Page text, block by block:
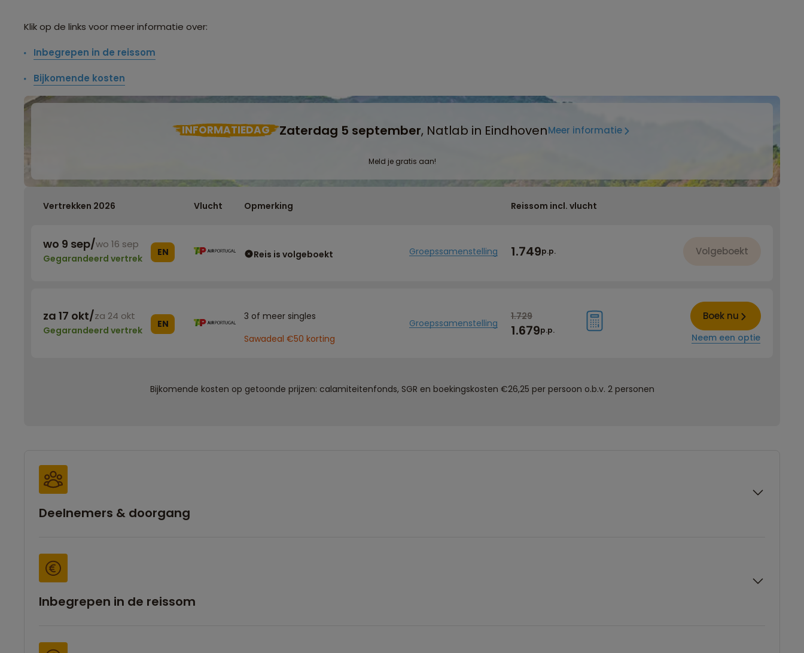
Klik op de links voor meer informatie over:
Inbegrepen in de reissom
Bijkomende kosten
INFORMATIEDAG Zaterdag 5 september, Natlab in EindhovenMeer informatie
Meld je gratis aan!
Vertrekken 2026 Vlucht Opmerking Reissom incl. vlucht
wo 9 sep/wo 16 sep
Gegarandeerd vertrek
EN Reis is volgeboekt Groepssamenstelling 1.749p.p. Volgeboekt
za 17 okt/za 24 okt
Gegarandeerd vertrek
EN
3 of meer singles
Sawadeal €50 korting
Groepssamenstelling
1.729
1.679p.p.
Boek nu
Neem een optie
Bijkomende kosten op getoonde prijzen: calamiteitenfonds, SGR en boekingskosten €26,25 per persoon o.b.v. 2 personen
Deelnemers & doorgang
Inbegrepen in de reissom